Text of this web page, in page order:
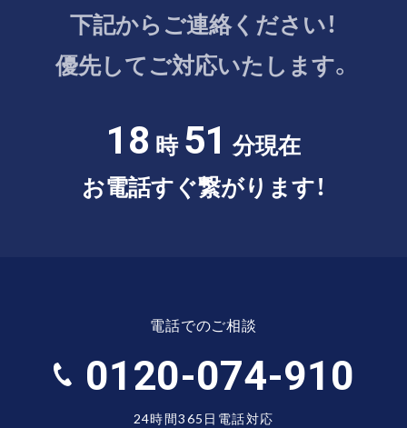
下記からご連絡ください！
優先してご対応いたします。
18 時51 分現在
お電話すぐ繋がります！
電話でのご相談
0120-074-910
24時間365日電話対応